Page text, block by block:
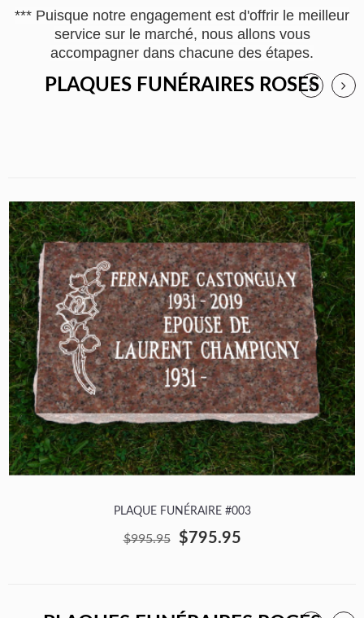
*** Puisque notre engagement est d'offrir le meilleur
service sur le marché, nous allons vous
accompagner dans chacune des étapes.
PLAQUES FUNÉRAIRES ROSES
PLAQUE FUNÉRAIRE #003
$995.95 $795.95